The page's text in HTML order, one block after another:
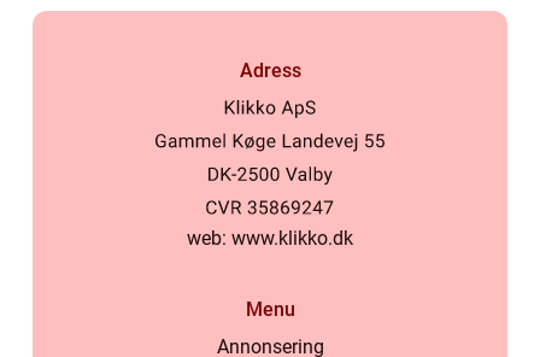
Adress
web: www.klikko.dk
Menu
Annonsering